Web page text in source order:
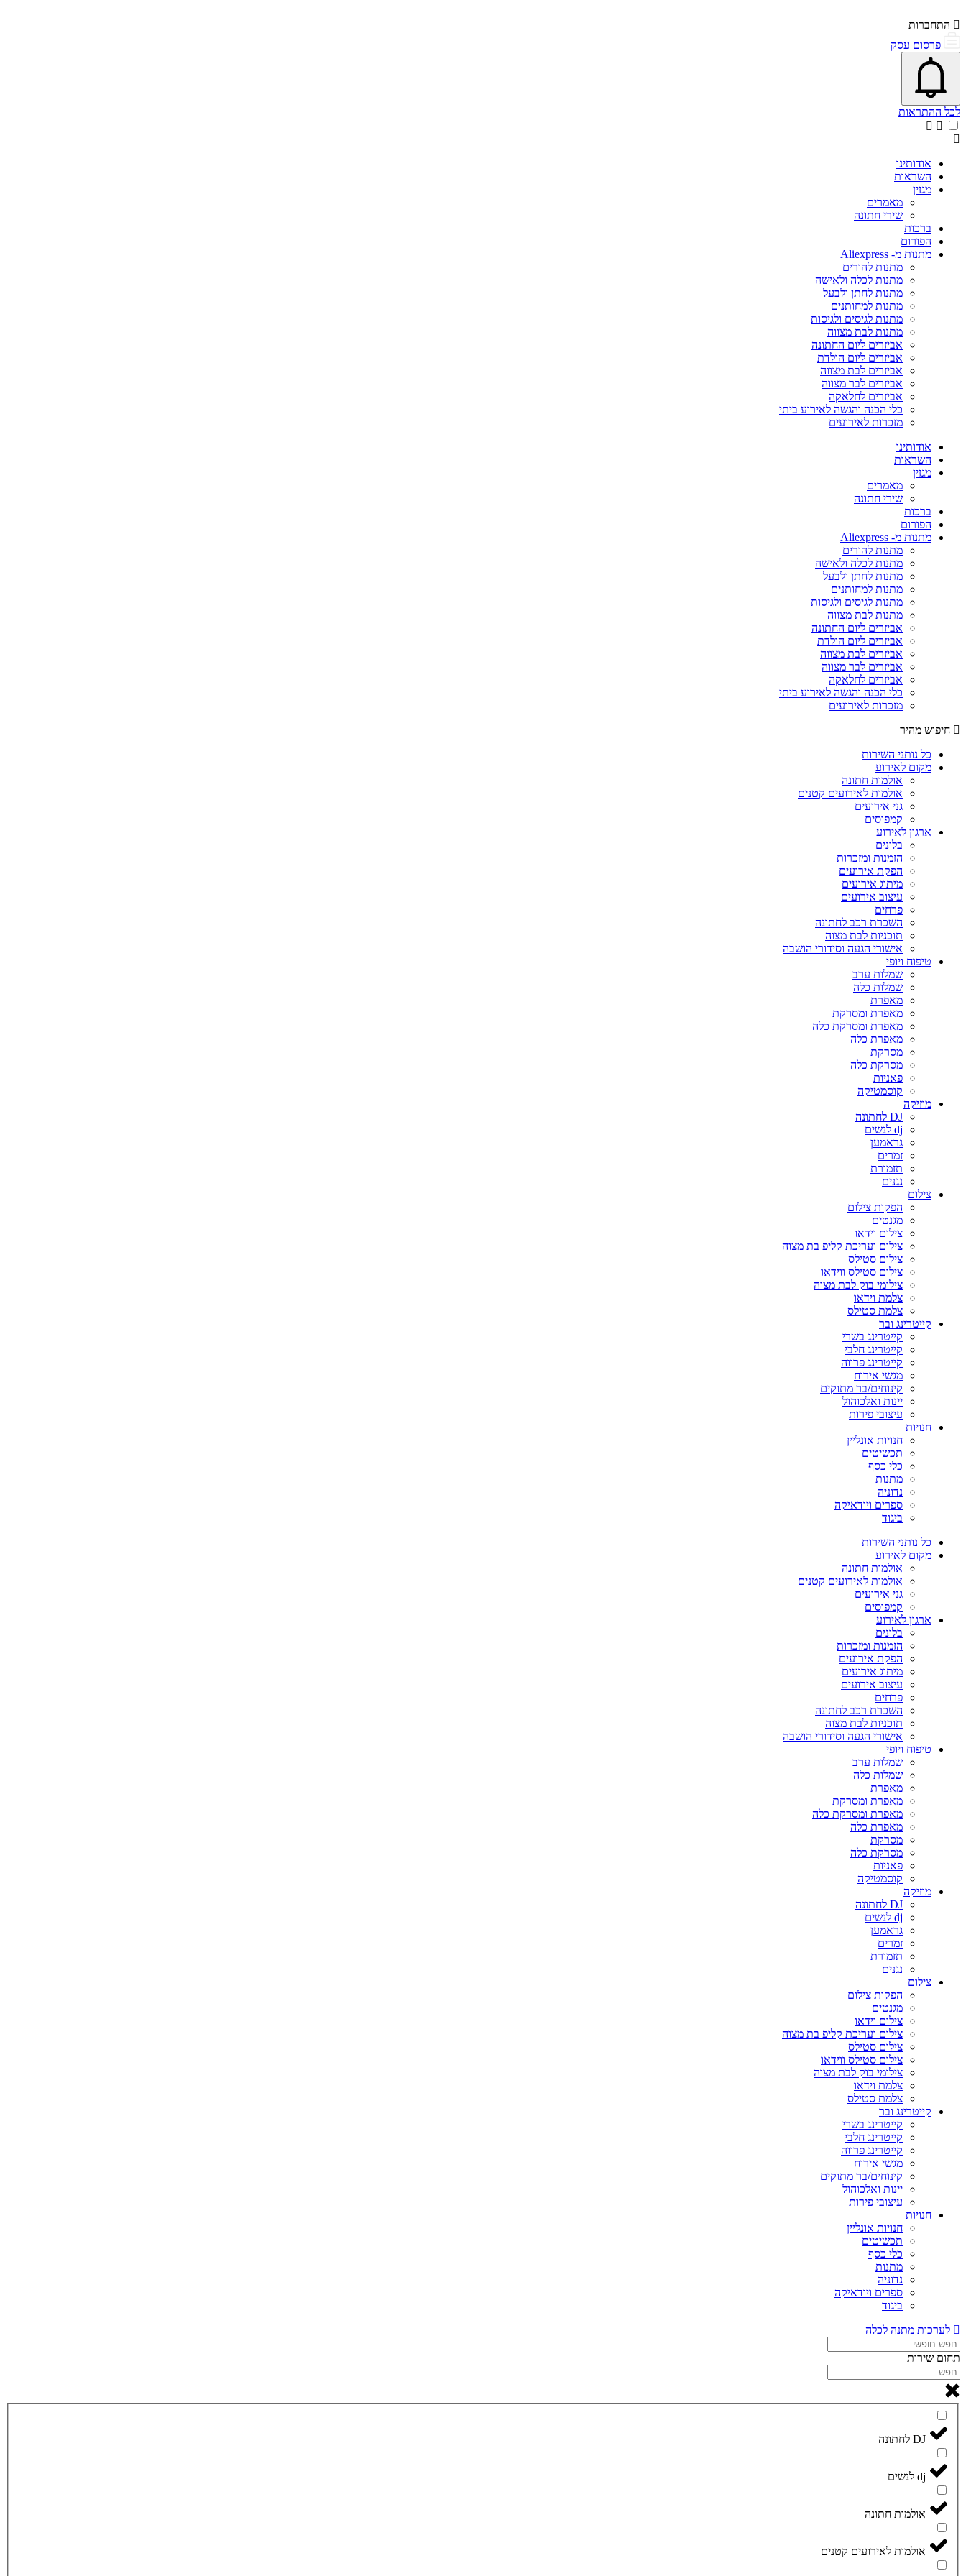
התחברות
פרסום עסק
פתיחת\סגירת מרכז התראות
אייקון פעמון
לכל ההתראות
אודותינו
השראות
מגזין
מאמרים
שירי חתונה
ברכות
הפורום
מתנות מ- Aliexpress
מתנות להורים
מתנות לכלה ולאישה
מתנות לחתן ולבעל
מתנות למחותנים
מתנות לגיסים ולגיסות
מתנות לבת מצווה
אביזרים ליום החתונה
אביזרים ליום הולדת
אביזרים לבת מצווה
אביזרים לבר מצווה
אביזרים לחלאקה
כלי הכנה והגשה לאירוע ביתי
מזכרות לאירועים
אודותינו
השראות
מגזין
מאמרים
שירי חתונה
ברכות
הפורום
מתנות מ- Aliexpress
מתנות להורים
מתנות לכלה ולאישה
מתנות לחתן ולבעל
מתנות למחותנים
מתנות לגיסים ולגיסות
מתנות לבת מצווה
אביזרים ליום החתונה
אביזרים ליום הולדת
אביזרים לבת מצווה
אביזרים לבר מצווה
אביזרים לחלאקה
כלי הכנה והגשה לאירוע ביתי
מזכרות לאירועים
חיפוש מהיר
כל נותני השירות
מקום לאירוע
אולמות חתונה
אולמות לאירועים קטנים
גני אירועים
קמפוסים
ארגון לאירוע
בלונים
הזמנות ומזכרות
הפקת אירועים
מיתוג אירועים
עיצוב אירועים
פרחים
השכרת רכב לחתונה
תוכניות לבת מצוה
אישורי הגעה וסידורי הושבה
טיפוח ויופי
שמלות ערב
שמלות כלה
מאפרת
מאפרת ומסרקת
מאפרת ומסרקת כלה
מאפרת כלה
מסרקת
מסרקת כלה
פאניות
קוסמטיקה
מוזיקה
DJ לחתונה
dj לנשים
גראמען
זמרים
תזמורת
נגנים
צילום
הפקות צילום
מגנטים
צילום וידאו
צילום ועריכת קליפ בת מצוה
צילום סטילס
צילום סטילס ווידאו
צילומי בוק לבת מצוה
צלמת וידאו
צלמת סטילס
קייטרינג ובר
קייטרינג בשרי
קייטרינג חלבי
קייטרינג פרווה
מגשי אירוח
קינוחים/בר מתוקים
יינות ואלכוהול
עיצובי פירות
חנויות
חנויות אונליין
תכשיטים
כלי כסף
מתנות
נדוניה
ספרים ויודאיקה
ביגוד
כל נותני השירות
מקום לאירוע
אולמות חתונה
אולמות לאירועים קטנים
גני אירועים
קמפוסים
ארגון לאירוע
בלונים
הזמנות ומזכרות
הפקת אירועים
מיתוג אירועים
עיצוב אירועים
פרחים
השכרת רכב לחתונה
תוכניות לבת מצוה
אישורי הגעה וסידורי הושבה
טיפוח ויופי
שמלות ערב
שמלות כלה
מאפרת
מאפרת ומסרקת
מאפרת ומסרקת כלה
מאפרת כלה
מסרקת
מסרקת כלה
פאניות
קוסמטיקה
מוזיקה
DJ לחתונה
dj לנשים
גראמען
זמרים
תזמורת
נגנים
צילום
הפקות צילום
מגנטים
צילום וידאו
צילום ועריכת קליפ בת מצוה
צילום סטילס
צילום סטילס ווידאו
צילומי בוק לבת מצוה
צלמת וידאו
צלמת סטילס
קייטרינג ובר
קייטרינג בשרי
קייטרינג חלבי
קייטרינג פרווה
מגשי אירוח
קינוחים/בר מתוקים
יינות ואלכוהול
עיצובי פירות
חנויות
חנויות אונליין
תכשיטים
כלי כסף
מתנות
נדוניה
ספרים ויודאיקה
ביגוד
לערכות מתנה לכלה
תחום שירות
DJ לחתונה
dj לנשים
אולמות חתונה
אולמות לאירועים קטנים